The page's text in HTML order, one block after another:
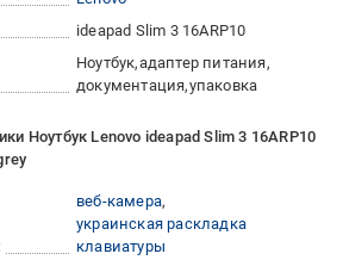
ideapad Slim 3 16ARP10
Ноутбук адаптер питания
документация упаковка
Ноутбук Lenovo ideapad Slim 3 16ARP10
веб-камера
украинская раскладка
клавиатуры